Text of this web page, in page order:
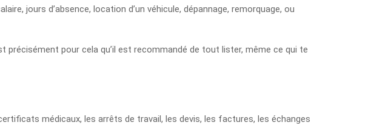
jours d’absence, location d’un véhicule, dépannage, remorquage, ou
pour cela qu’il est recommandé de tout lister, même ce qui te
médicaux, les arrêts de travail, les devis, les factures, les échanges